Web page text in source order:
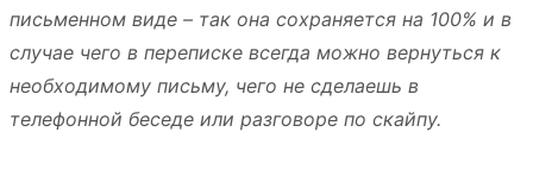
письменном виде – так она сохраняется на 100% и в
случае чего в переписке всегда можно вернуться к
необходимому письму, чего не сделаешь в
телефонной беседе или разговоре по скайпу.